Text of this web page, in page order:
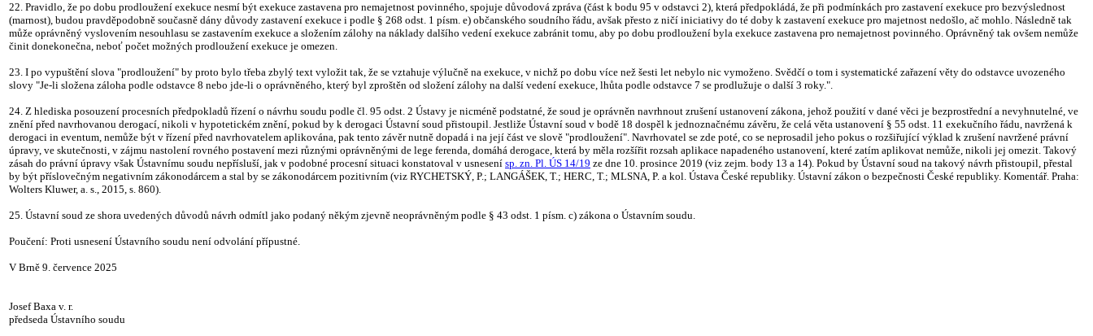
22. Pravidlo, že po dobu prodloužení exekuce nesmí být exekuce zastavena pro nemajetnost povinného, spojuje důvodová zpráva (část k bodu 95 v odstavci 2), která předpokládá, že při podmínkách pro zastavení exekuce pro bezvýslednost
(marnost), budou pravděpodobně současně dány důvody zastavení exekuce i podle § 268 odst. 1 písm. e) občanského soudního řádu, avšak přesto z ničí iniciativy do té doby k zastavení exekuce pro majetnost nedošlo, ač mohlo. Následně tak
může oprávněný vyslovením nesouhlasu se zastavením exekuce a složením zálohy na náklady dalšího vedení exekuce zabránit tomu, aby po dobu prodloužení byla exekuce zastavena pro nemajetnost povinného. Oprávněný tak ovšem nemůže
činit donekonečna, neboť počet možných prodloužení exekuce je omezen.
23. I po vypuštění slova "prodloužení" by proto bylo třeba zbylý text vyložit tak, že se vztahuje výlučně na exekuce, v nichž po dobu více než šesti let nebylo nic vymoženo. Svědčí o tom i systematické zařazení věty do odstavce uvozeného
slovy "Je-li složena záloha podle odstavce 8 nebo jde-li o oprávněného, který byl zproštěn od složení zálohy na další vedení exekuce, lhůta podle odstavce 7 se prodlužuje o další 3 roky.".
24. Z hlediska posouzení procesních předpokladů řízení o návrhu soudu podle čl. 95 odst. 2 Ústavy je nicméně podstatné, že soud je oprávněn navrhnout zrušení ustanovení zákona, jehož použití v dané věci je bezprostřední a nevyhnutelné, ve
znění před navrhovanou derogací, nikoli v hypotetickém znění, pokud by k derogaci Ústavní soud přistoupil. Jestliže Ústavní soud v bodě 18 dospěl k jednoznačnému závěru, že celá věta ustanovení § 55 odst. 11 exekučního řádu, navržená k
derogaci in eventum, nemůže být v řízení před navrhovatelem aplikována, pak tento závěr nutně dopadá i na její část ve slově "prodloužení". Navrhovatel se zde poté, co se neprosadil jeho pokus o rozšiřující výklad k zrušení navržené právní
úpravy, ve skutečnosti, v zájmu nastolení rovného postavení mezi různými oprávněnými de lege ferenda, domáhá derogace, která by měla rozšířit rozsah aplikace napadeného ustanovení, které zatím aplikovat nemůže, nikoli jej omezit. Takový
zásah do právní úpravy však Ústavnímu soudu nepřísluší, jak v podobné procesní situaci konstatoval v usnesení sp. zn. Pl. ÚS 14/19 ze dne 10. prosince 2019 (viz zejm. body 13 a 14). Pokud by Ústavní soud na takový návrh přistoupil, přestal
by být příslovečným negativním zákonodárcem a stal by se zákonodárcem pozitivním (viz RYCHETSKÝ, P.; LANGÁŠEK, T.; HERC, T.; MLSNA, P. a kol. Ústava České republiky. Ústavní zákon o bezpečnosti České republiky. Komentář. Praha:
Wolters Kluwer, a. s., 2015, s. 860).
25. Ústavní soud ze shora uvedených důvodů návrh odmítl jako podaný někým zjevně neoprávněným podle § 43 odst. 1 písm. c) zákona o Ústavním soudu.
Poučení: Proti usnesení Ústavního soudu není odvolání přípustné.
V Brně 9. července 2025
Josef Baxa v. r.
předseda Ústavního soudu